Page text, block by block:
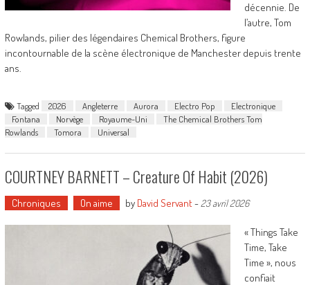
décennie. De
l’autre, Tom
Rowlands, pilier des légendaires Chemical Brothers, figure
incontournable de la scène électronique de Manchester depuis trente
ans.
Tagged 2026 Angleterre Aurora Electro Pop
Electronique
Fontana
Norvège Royaume-Uni
The Chemical Brothers Tom
Rowlands
Tomora Universal
COURTNEY BARNETT – Creature Of Habit (2026)
Chroniques On aime by David Servant- 23 avril 2026
« Things Take
Time, Take
Time », nous
confiait